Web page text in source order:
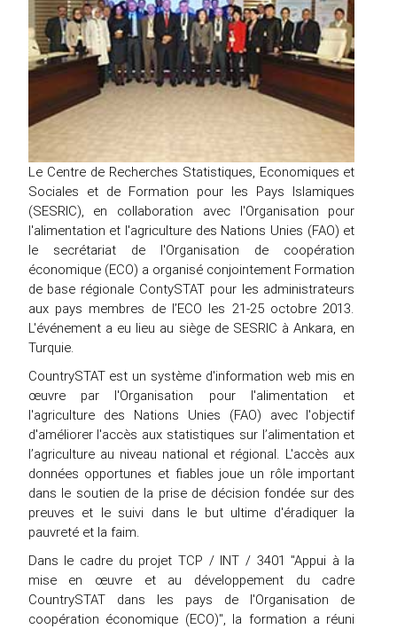
Le Centre de Recherches Statistiques, Economiques et
Sociales et de Formation pour les Pays Islamiques
(SESRIC), en collaboration avec l'Organisation pour
l'alimentation et l'agriculture des Nations Unies (FAO) et
le secrétariat de l'Organisation de coopération
économique (ECO) a organisé conjointement Formation
de base régionale ContySTAT pour les administrateurs
aux pays membres de l’ECO les 21-25 octobre 2013.
L'événement a eu lieu au siège de SESRIC à Ankara, en
Turquie.
CountrySTAT est un système d'information web mis en
œuvre par l'Organisation pour l'alimentation et
l'agriculture des Nations Unies (FAO) avec l'objectif
d'améliorer l'accès aux statistiques sur l’alimentation et
l’agriculture au niveau national et régional. L'accès aux
données opportunes et fiables joue un rôle important
dans le soutien de la prise de décision fondée sur des
preuves et le suivi dans le but ultime d'éradiquer la
pauvreté et la faim.
Dans le cadre du projet TCP / INT / 3401 "Appui à la
mise en œuvre et au développement du cadre
CountrySTAT dans les pays de l'Organisation de
coopération économique (ECO)", la formation a réuni